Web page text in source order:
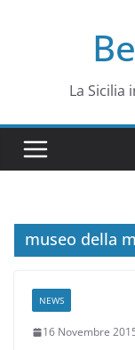
La Sicilia
museo della
NEWS
16 Novembre